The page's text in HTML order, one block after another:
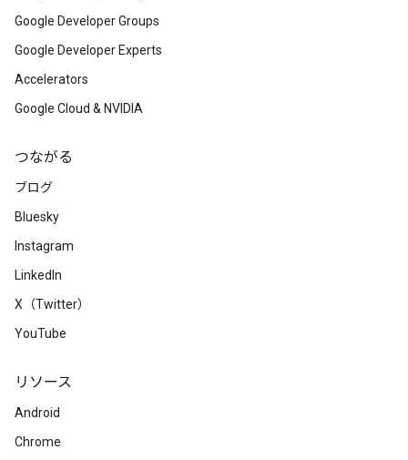
Google Developer Groups
Google Developer Experts
Accelerators
Google Cloud & NVIDIA
つながる
ブログ
Bluesky
Instagram
LinkedIn
X（Twitter）
YouTube
リソース
Android
Chrome